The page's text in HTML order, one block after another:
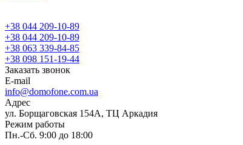
+38 044 209-10-89
+38 044 209-10-89
+38 063 339-84-85
+38 098 151-19-44
Заказать звонок
E-mail
info@domofone.com.ua
Адрес
ул. Борщаговская 154А, ТЦ Аркадия
Режим работы
Пн.-Сб. 9:00 до 18:00